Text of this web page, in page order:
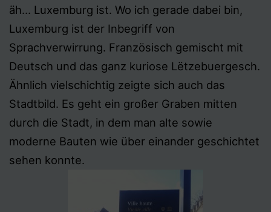
äh… Luxemburg ist. Wo ich gerade dabei bin,
Luxemburg ist der Inbegriff von
Sprachverwirrung. Französisch gemischt mit
Deutsch und das ganz kuriose Lëtzebuergesch.
Ähnlich vielschichtig zeigte sich auch das
Stadtbild. Es geht ein großer Graben mitten
durch die Stadt, in dem man alte sowie
moderne Bauten wie über einander geschichtet
sehen konnte.